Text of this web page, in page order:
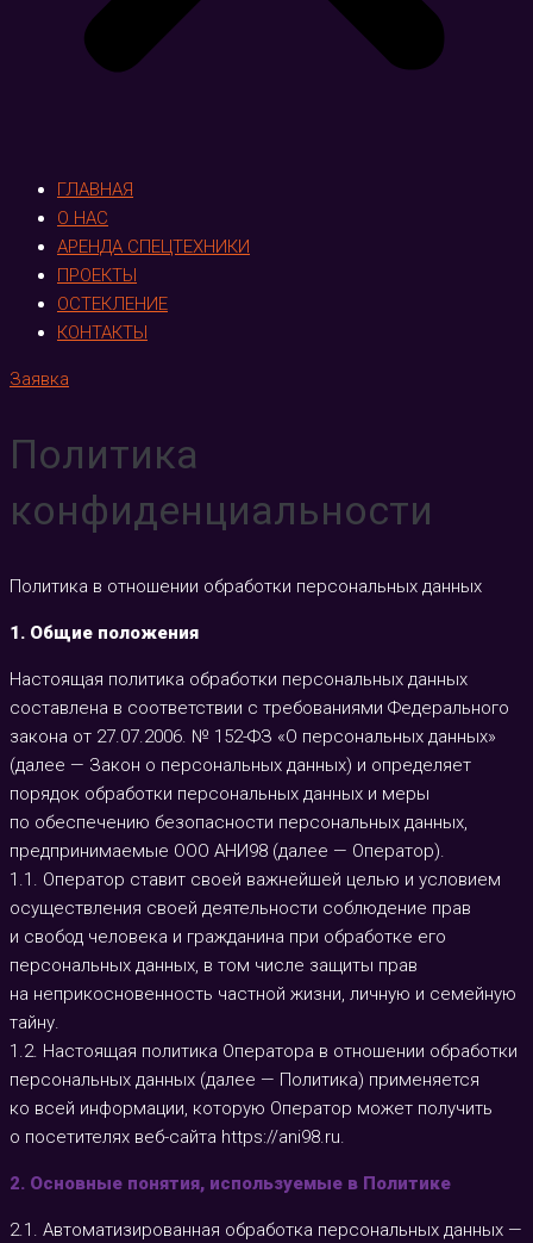
ГЛАВНАЯ
О НАС
АРЕНДА СПЕЦТЕХНИКИ
ПРОЕКТЫ
ОСТЕКЛЕНИЕ
КОНТАКТЫ
Заявка
Политика
конфиденциальности
Политика в отношении обработки персональных данных
1. Общие положения
Настоящая политика обработки персональных данных
составлена в соответствии с требованиями Федерального
закона от 27.07.2006. № 152-ФЗ «О персональных данных»
(далее — Закон о персональных данных) и определяет
порядок обработки персональных данных и меры
по обеспечению безопасности персональных данных,
предпринимаемые ООО АНИ98 (далее — Оператор).
1.1. Оператор ставит своей важнейшей целью и условием
осуществления своей деятельности соблюдение прав
и свобод человека и гражданина при обработке его
персональных данных, в том числе защиты прав
на неприкосновенность частной жизни, личную и семейную
тайну.
1.2. Настоящая политика Оператора в отношении обработки
персональных данных (далее — Политика) применяется
ко всей информации, которую Оператор может получить
о посетителях веб-сайта https://ani98.ru.
2. Основные понятия, используемые в Политике
2.1. Автоматизированная обработка персональных данных —